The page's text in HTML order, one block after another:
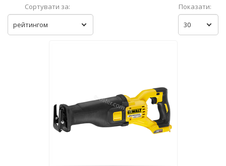
Сортувати за:
рейтингом
Показати:
30